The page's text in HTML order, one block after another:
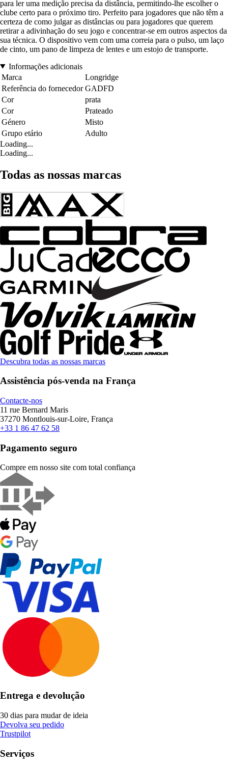
para ler uma medição precisa da distância, permitindo-lhe escolher o
clube certo para o próximo tiro. Perfeito para jogadores que não têm a
certeza de como julgar as distâncias ou para jogadores que querem
retirar a adivinhação do seu jogo e concentrar-se em outros aspectos da
sua técnica. O dispositivo vem com uma correia para o pulso, um laço
de cinto, um pano de limpeza de lentes e um estojo de transporte.
Informações adicionais
Marca
Longridge
Referência do fornecedor GADFD
Cor
prata
Cor
Prateado
Género
Misto
Grupo etário
Adulto
Loading...
Loading...
Todas as nossas marcas
Descubra todas as nossas marcas
Assistência pós-venda na França
Contacte-nos
11 rue Bernard Maris
37270 Montlouis-sur-Loire, França
+33 1 86 47 62 58
Pagamento seguro
Compre em nosso site com total confiança
Entrega e devolução
30 dias para mudar de ideia
Devolva seu pedido
Trustpilot
Serviços